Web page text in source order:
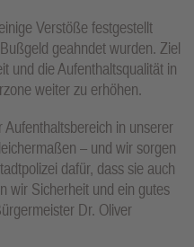
Verstöße festgestellt
geahndet wurden. Ziel
und die Aufenthaltsqualität in
weiter zu erhöhen.
Aufenthaltsbereich in unserer
– und wir sorgen
dafür, dass sie auch
wir Sicherheit und ein gutes
Dr. Oliver